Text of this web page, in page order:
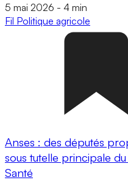
5 mai 2026 - 4 min
Fil Politique agricole
Anses : des députés
sous tutelle principale
Santé